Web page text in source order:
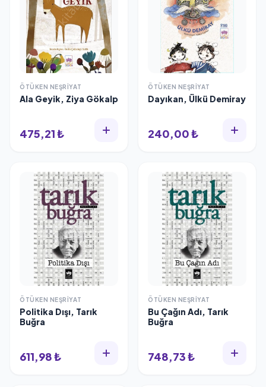
ÖTÜKEN NEŞRIYAT
Ala Geyik, Ziya Gökalp
475,21 ₺
ÖTÜKEN NEŞRIYAT
Dayıkan, Ülkü Demiray
240,00 ₺
ÖTÜKEN NEŞRIYAT
Politika Dışı, Tarık
Buğra
611,98 ₺
ÖTÜKEN NEŞRIYAT
Bu Çağın Adı, Tarık
Buğra
748,73 ₺